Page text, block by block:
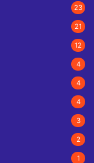
23
21
12
4
4
4
3
2
1